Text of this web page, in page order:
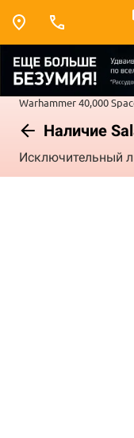
Warhammer 40,000
Наличие
Исключительный